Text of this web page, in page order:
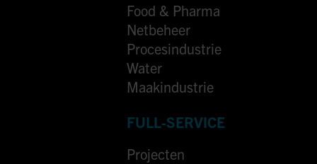
Food & Pharma
Netbeheer
Procesindustrie
Water
Maakindustrie
FULL-SERVICE
Projecten